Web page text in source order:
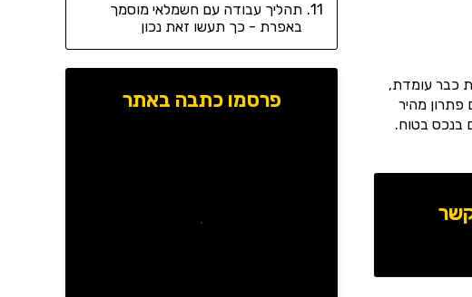
כבר עומדת,
פתרון מהיר
בנכס בטוח.
תהליך עבודה עם חשמלאי מוסמך
באפרת - כך תעשו זאת נכון
פרסמו כתבה באתר